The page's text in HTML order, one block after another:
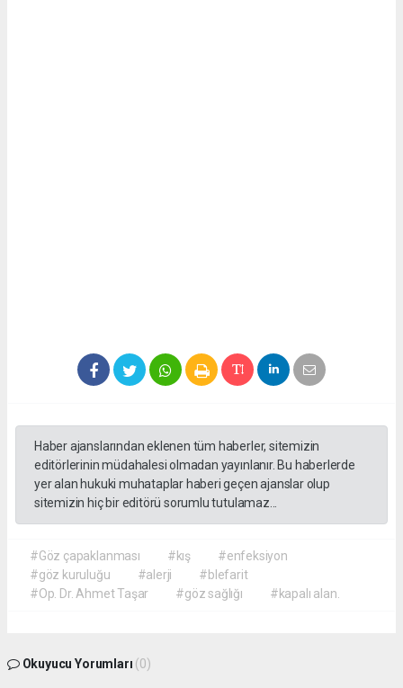
Haber ajanslarından eklenen tüm haberler, sitemizin
editörlerinin müdahalesi olmadan yayınlanır. Bu haberlerde
yer alan hukuki muhataplar haberi geçen ajanslar olup
sitemizin hiç bir editörü sorumlu tutulamaz...
#Göz çapaklanması #kış
#enfeksiyon
#göz kuruluğu
#alerji
#blefarit
#Op. Dr. Ahmet Taşar
#göz sağlığı #kapalı alan.
Okuyucu Yorumları (0)